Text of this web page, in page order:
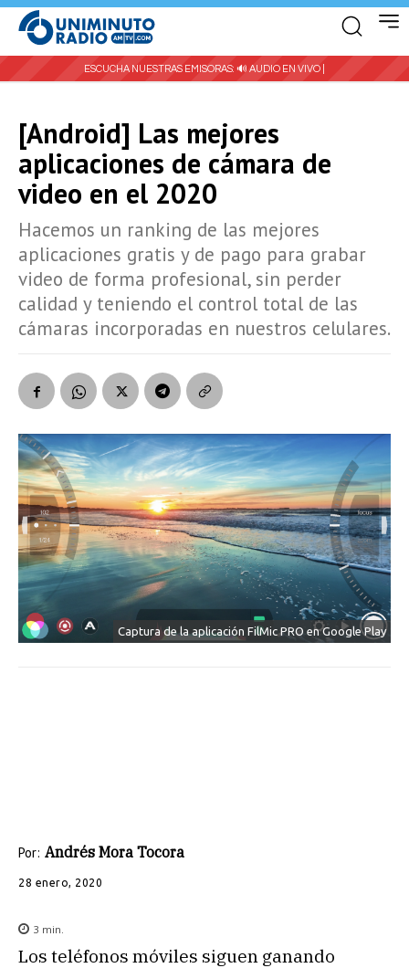
ESCUCHA NUESTRAS EMISORAS: 🔊 AUDIO EN VIVO |
[Android] Las mejores
aplicaciones de cámara de
video en el 2020
Hacemos un ranking de las mejores
aplicaciones gratis y de pago para grabar
video de forma profesional, sin perder
calidad y teniendo el control total de las
cámaras incorporadas en nuestros celulares.
Captura de la aplicación FilMic PRO en Google Play
Por: Andrés Mora Tocora
28 enero, 2020
3 min.
Los teléfonos móviles siguen ganando